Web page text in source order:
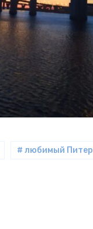
# любимый Питер